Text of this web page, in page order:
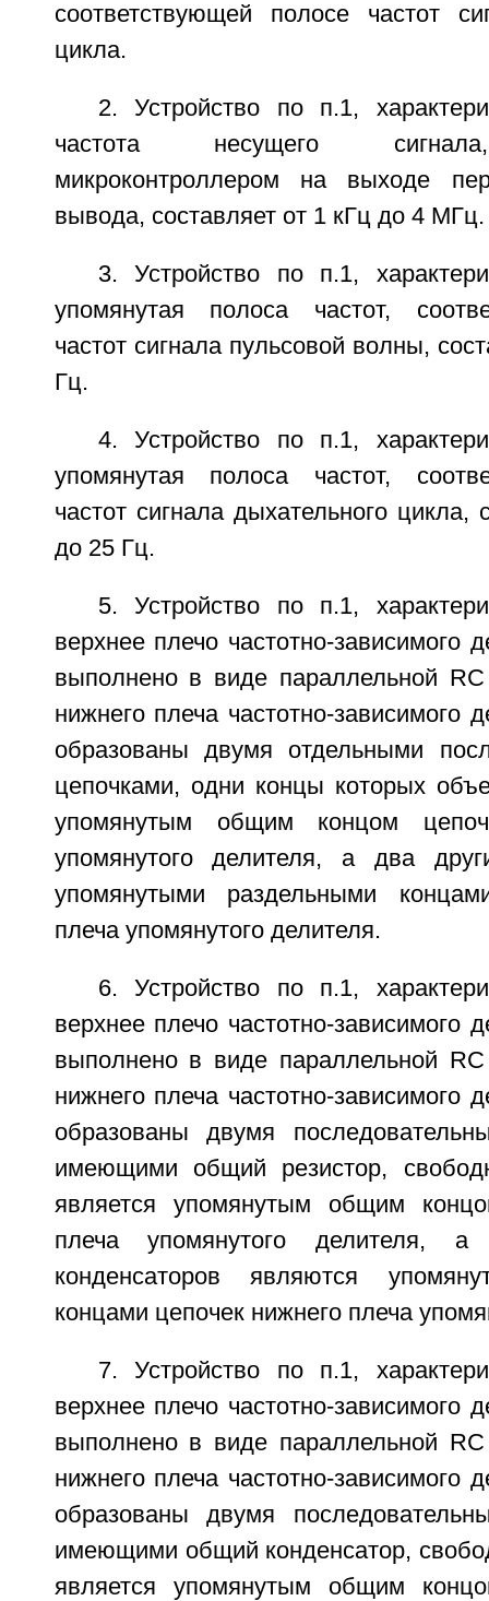
соответствующей полосе частот
цикла.
2. Устройство по п.1,
частота несущего
микроконтроллером на выходе
вывода, составляет от 1 кГц до 4 МГц.
3. Устройство по п.1,
упомянутая полоса частот,
частот сигнала пульсовой волны,
Гц.
4. Устройство по п.1,
упомянутая полоса частот,
частот сигнала дыхательного цикла,
до 25 Гц.
5. Устройство по п.1,
верхнее плечо частотно-зависимого
выполнено в виде параллельной
нижнего плеча частотно-зависимого
образованы двумя отдельными
цепочками, одни концы которых
упомянутым общим концом
упомянутого делителя, а два
упомянутыми раздельными
плеча упомянутого делителя.
6. Устройство по п.1,
верхнее плечо частотно-зависимого
выполнено в виде параллельной
нижнего плеча частотно-зависимого
образованы двумя
имеющими общий резистор,
является упомянутым общим
плеча упомянутого делителя,
конденсаторов являются
концами цепочек нижнего плеча
7. Устройство по п.1,
верхнее плечо частотно-зависимого
выполнено в виде параллельной
нижнего плеча частотно-зависимого
образованы двумя
имеющими общий конденсатор,
является упомянутым общим